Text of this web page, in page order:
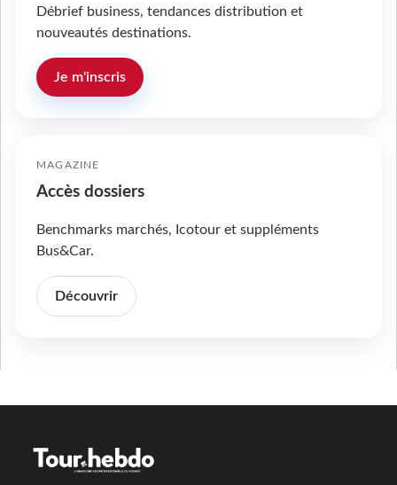
Débrief business, tendances distribution et
nouveautés destinations.
Je m'inscris
MAGAZINE
Accès dossiers
Benchmarks marchés, Icotour et suppléments
Bus&Car.
Découvrir